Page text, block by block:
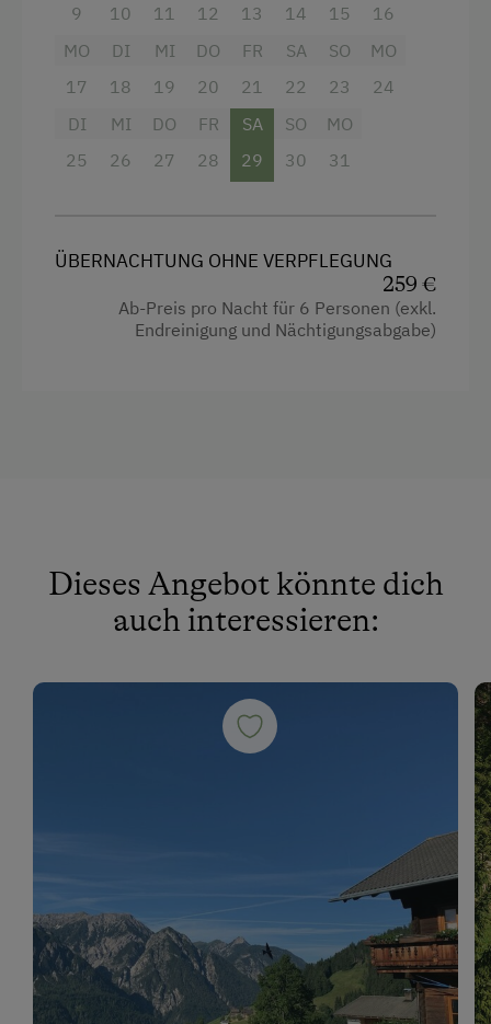
Almwandern
Geführte Wanderungen
Natur- u. Landschaftsführer
Ponyreiten
Zusätzliche Ausstattungsmerkmale
Doppelbett
Einzelbett
9
10
11
12
13
14
15
16
MO
17
DI
18
MI
19
DO
20
FR
21
SA
22
SO
23
MO
24
DI
25
MI
26
DO
27
FR
28
SA
29
SO
30
MO
31
ÜBERNACHTUNG OHNE VERPFLEGUNG
259 €
Ab-Preis pro Nacht für 6 Personen (exkl.
Endreinigung und Nächtigungsabgabe)
Dieses Angebot könnte dich
auch interessieren: